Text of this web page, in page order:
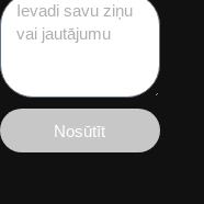
Nosūtīt